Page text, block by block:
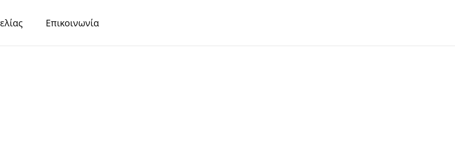
Επικοινωνία
Χαρτιά